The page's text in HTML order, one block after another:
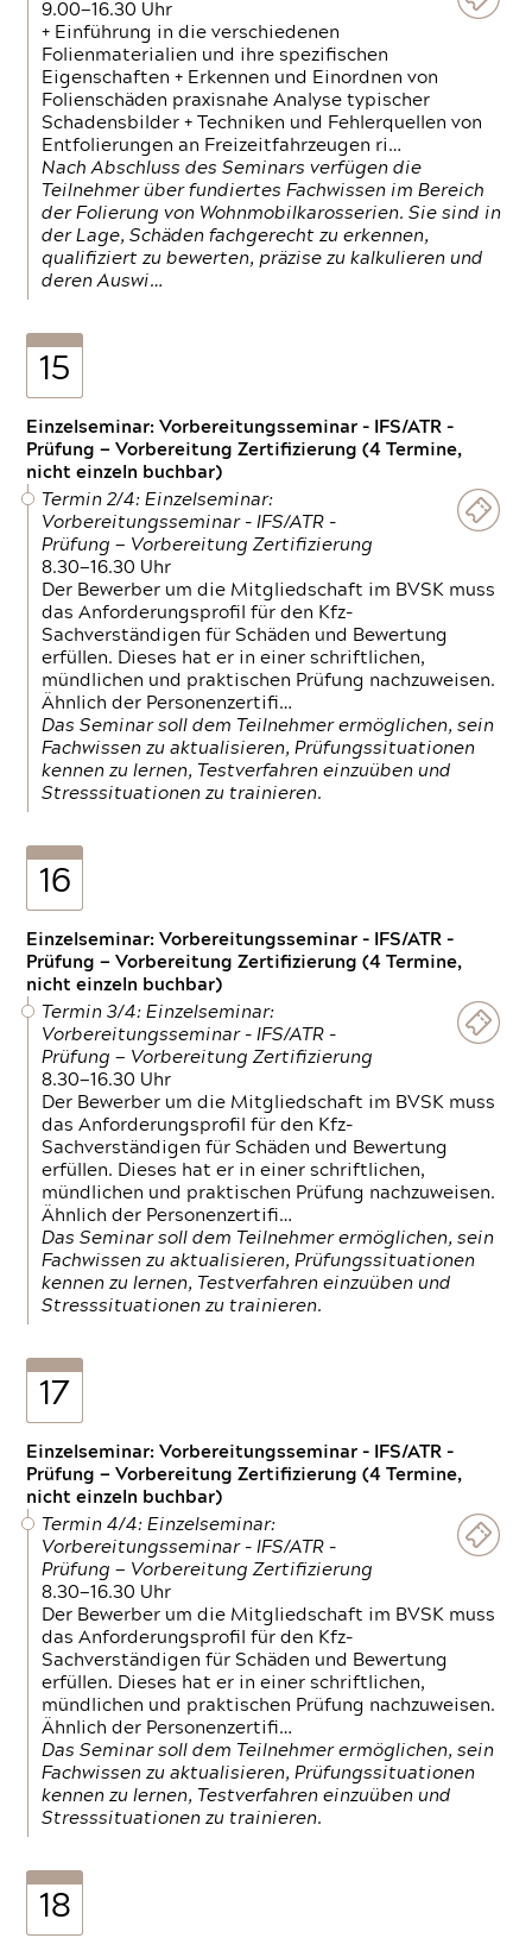
9.00—16.30 Uhr
+ Einführung in die verschiedenen
Folienmaterialien und ihre spezifischen
Eigenschaften + Erkennen und Einordnen von
Folienschäden praxisnahe Analyse typischer
Schadensbilder + Techniken und Fehlerquellen von
Entfolierungen an Freizeitfahrzeugen ri…
Nach Abschluss des Seminars verfügen die
Teilnehmer über fundiertes Fachwissen im Bereich
der Folierung von Wohnmobilkarosserien. Sie sind in
der Lage, Schäden fachgerecht zu erkennen,
qualifiziert zu bewerten, präzise zu kalkulieren und
deren Auswi…
15
Einzelseminar: Vorbereitungsseminar - IFS/ATR -
Prüfung — Vorbereitung Zertifizierung (4 Termine,
nicht einzeln buchbar)
Termin 2/4: Einzelseminar:
Vorbereitungsseminar - IFS/ATR -
Prüfung — Vorbereitung Zertifizierung
8.30—16.30 Uhr
Der Bewerber um die Mitgliedschaft im BVSK muss
das Anforderungsprofil für den Kfz-
Sachverständigen für Schäden und Bewertung
erfüllen. Dieses hat er in einer schriftlichen,
mündlichen und praktischen Prüfung nachzuweisen.
Ähnlich der Personenzertifi…
Das Seminar soll dem Teilnehmer ermöglichen, sein
Fachwissen zu aktualisieren, Prüfungssituationen
kennen zu lernen, Testverfahren einzuüben und
Stresssituationen zu trainieren.
16
Einzelseminar: Vorbereitungsseminar - IFS/ATR -
Prüfung — Vorbereitung Zertifizierung (4 Termine,
nicht einzeln buchbar)
Termin 3/4: Einzelseminar:
Vorbereitungsseminar - IFS/ATR -
Prüfung — Vorbereitung Zertifizierung
8.30—16.30 Uhr
Der Bewerber um die Mitgliedschaft im BVSK muss
das Anforderungsprofil für den Kfz-
Sachverständigen für Schäden und Bewertung
erfüllen. Dieses hat er in einer schriftlichen,
mündlichen und praktischen Prüfung nachzuweisen.
Ähnlich der Personenzertifi…
Das Seminar soll dem Teilnehmer ermöglichen, sein
Fachwissen zu aktualisieren, Prüfungssituationen
kennen zu lernen, Testverfahren einzuüben und
Stresssituationen zu trainieren.
17
Einzelseminar: Vorbereitungsseminar - IFS/ATR -
Prüfung — Vorbereitung Zertifizierung (4 Termine,
nicht einzeln buchbar)
Termin 4/4: Einzelseminar:
Vorbereitungsseminar - IFS/ATR -
Prüfung — Vorbereitung Zertifizierung
8.30—16.30 Uhr
Der Bewerber um die Mitgliedschaft im BVSK muss
das Anforderungsprofil für den Kfz-
Sachverständigen für Schäden und Bewertung
erfüllen. Dieses hat er in einer schriftlichen,
mündlichen und praktischen Prüfung nachzuweisen.
Ähnlich der Personenzertifi…
Das Seminar soll dem Teilnehmer ermöglichen, sein
Fachwissen zu aktualisieren, Prüfungssituationen
kennen zu lernen, Testverfahren einzuüben und
Stresssituationen zu trainieren.
18